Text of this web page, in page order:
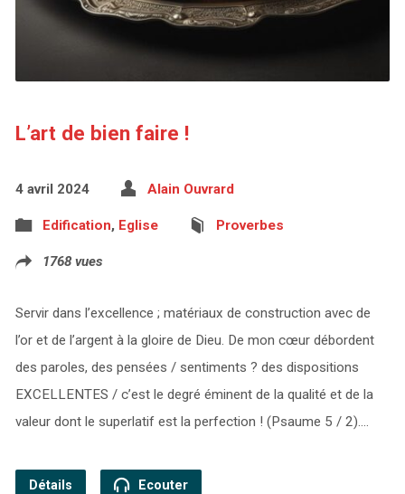
L’art de bien faire !
4 avril 2024 Alain Ouvrard
Edification, Eglise Proverbes
1768 vues
Servir dans l’excellence ; matériaux de construction avec de
l’or et de l’argent à la gloire de Dieu. De mon cœur débordent
des paroles, des pensées / sentiments ? des dispositions
EXCELLENTES / c’est le degré éminent de la qualité et de la
valeur dont le superlatif est la perfection ! (Psaume 5 / 2).…
Détails Ecouter